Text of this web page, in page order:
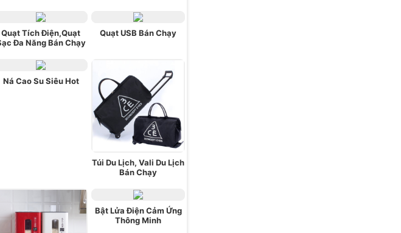
Quạt Tích Điện,Quạt
Đa Năng Bán Chạy
Quạt USB Bán Chạy
Ná Cao Su Siêu Hot
Túi Du Lịch, Vali Du Lịch
Bán Chạy
Bật Lửa Điện Cảm Ứng
Thông Minh